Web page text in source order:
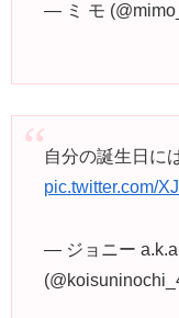
— ミ モ
自分の誕生日に
pic.twitter.com/
— ジョニー